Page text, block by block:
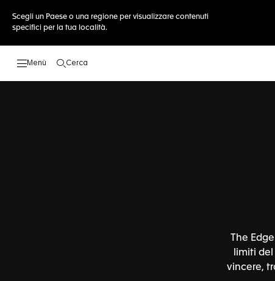
Scegli un Paese o una regione per visualizzare contenuti
specifici per la tua località.
Cerca
The
limiti
vincere,